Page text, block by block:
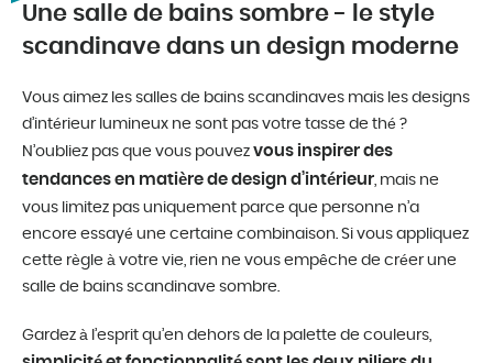
Une salle de bains sombre - le style
scandinave dans un design moderne
Vous aimez les salles de bains scandinaves mais les designs
d’intérieur lumineux ne sont pas votre tasse de thé ?
N’oubliez pas que vous pouvez vous inspirer des
tendances en matière de design d’intérieur , mais ne
vous limitez pas uniquement parce que personne n’a
encore essayé une certaine combinaison. Si vous appliquez
cette règle à votre vie, rien ne vous empêche de créer une
salle de bains scandinave sombre.
Gardez à l’esprit qu’en dehors de la palette de couleurs,